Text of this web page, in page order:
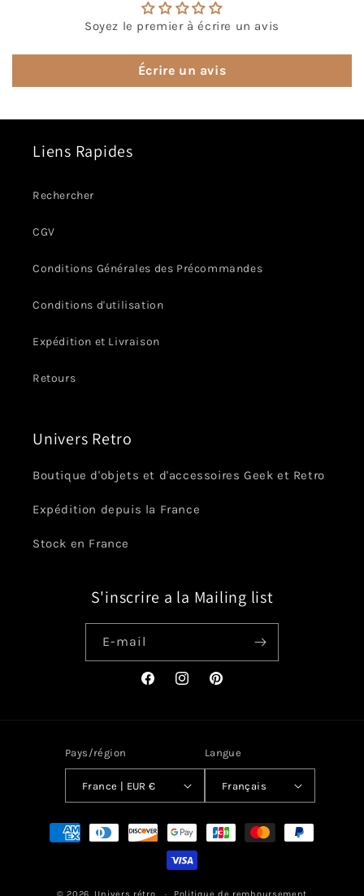
Soyez le premier à écrire un avis
Écrire un avis
Liens Rapides
Rechercher
CGV
Conditions Générales des Précommandes
Conditions d'utilisation
Expédition et Livraison
Retours
Univers Retro
Boutique d'objets et d'accessoires Geek et Retro
Expédition depuis la France
Stock en France
S'inscrire a la Mailing list
E-mail
FacebookInstagramPinterest
Pays/région
France | EUR €
Langue
Français
Moyens
© 2026, Univers rétro